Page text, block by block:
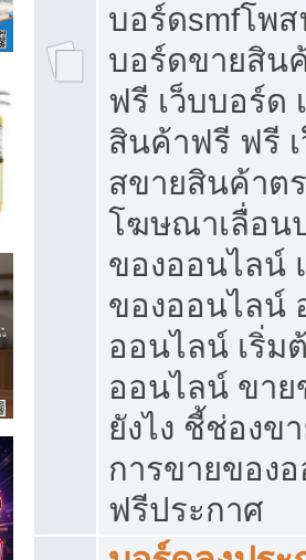
บอร์ดsmfโพ
บอร์ดขายสิน
ฟรี เว็บบอร์ด
สินค้าฟรี ฟรี
สขายสินค้าต
โฆษณาเลื่อน
ของออนไลน์
ของออนไลน์
ออนไลน์ เริ่ม
ออนไลน์ ขาย
ยังไง ชี้ช่องข
การขายของ
ฟรีประกาศ